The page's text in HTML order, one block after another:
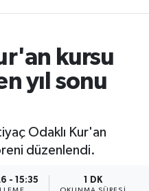
kursu
yıl sonu
Odaklı Kur'an
düzenlendi.
- 15:35 1 DK
Haritası
ve Fikstür